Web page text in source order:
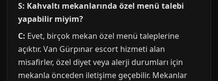
S: Kahvaltı mekanlarında özel menü talebi
yapabilir miyim?
C: Evet, birçok mekan özel menü taleplerine
açıktır. Van Gürpınar escort hizmeti alan
misafirler, özel diyet veya alerji durumları için
mekanla önceden iletişime geçebilir. Mekanlar